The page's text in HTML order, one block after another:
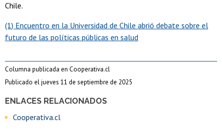
ENLACES RELACIONADOS
Cooperativa.cl
Chile.
(1) Encuentro en la Universidad de Chile abrió debate sobre el
futuro de las políticas públicas en salud
Columna publicada en Cooperativa.cl
Publicado el jueves 11 de septiembre de 2025